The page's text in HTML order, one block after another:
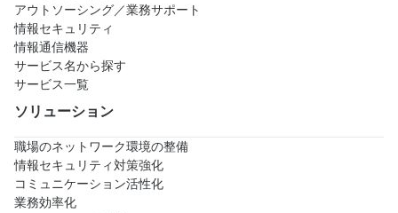
アウトソーシング／業務サポート
情報セキュリティ
情報通信機器
サービス名から探す
サービス一覧
ソリューション
職場のネットワーク環境の整備
情報セキュリティ対策強化
コミュニケーション活性化
業務効率化